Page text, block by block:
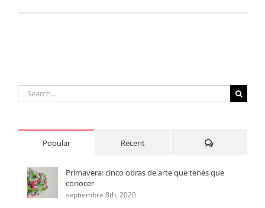
Search
for:
Popular Recent Comments
Primavera: cinco obras de arte que tenés que
conocer
septiembre 8th, 2020